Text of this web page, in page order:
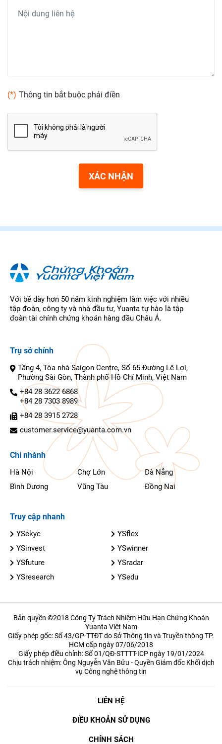
(*) Thông tin bắt buộc phải điền
XÁC NHẬN
Với bề dày hơn 50 năm kinh nghiệm làm việc với nhiều
tập đoàn, công ty và nhà đầu tư, Yuanta tự hào là tập
đoàn tài chính chứng khoán hàng đầu Châu Á.
Trụ sở chính
Tầng 4, Tòa nhà Saigon Centre, Số 65 Đường Lê Lợi,
Phường Sài Gòn, Thành phố Hồ Chí Minh, Việt Nam
+84 28 3622 6868
+84 28 7303 8989
+84 28 3915 2728
customer.service@yuanta.com.vn
Chi nhánh
Hà Nội Chợ Lớn
Đà Nẵng
Bình Dương
Vũng Tàu Đồng Nai
Truy cập nhanh
YSekyc
YSflex
YSinvest
YSwinner
YSfuture
YSradar
YSresearch
YSedu
Bản quyền ©2018 Công Ty Trách Nhiệm Hữu Hạn Chứng Khoán
Yuanta Việt Nam
Giấy phép gốc: Số 43/GP-TTĐT do Sở Thông tin và Truyền thông TP.
HCM cấp ngày 07/06/2018
Giấy phép điều chỉnh: Số 01/QĐ-STTTT-ICP ngày 19/01/2024
Chịu trách nhiệm: Ông Nguyễn Văn Bửu - Quyền Giám đốc Khối dịch
vụ Công nghệ thông tin
LIÊN HỆ
ĐIỀU KHOẢN SỬ DỤNG
CHÍNH SÁCH